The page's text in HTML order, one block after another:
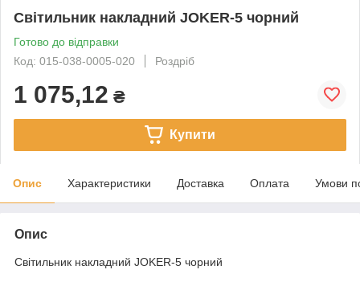
Світильник накладний JOKER-5 чорний
Готово до відправки
Код: 015-038-0005-020
Роздріб
1 075,12 ₴
Купити
Опис Характеристики Доставка Оплата Умови
Опис
Світильник накладний JOKER-5 чорний